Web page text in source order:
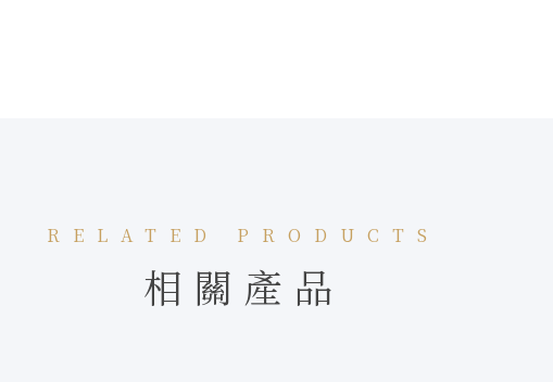
RELATED PRODUCTS
相關產品